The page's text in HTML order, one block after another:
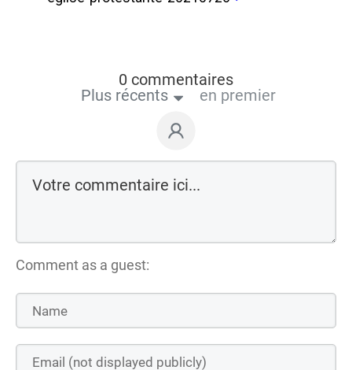
0 commentaires
Plus récents
en premier
Comment as a guest: